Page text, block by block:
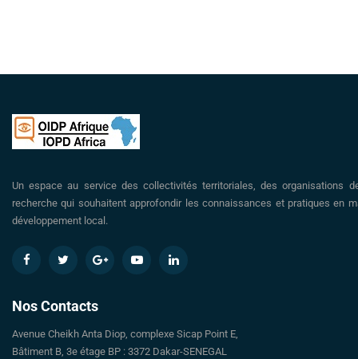
Un espace au service des collectivités territoriales, des organisations
recherche qui souhaitent approfondir les connaissances et pratiques en
développement local.
Nos Contacts
Avenue Cheikh Anta Diop, complexe Sicap Point E,
Bâtiment B, 3e étage BP : 3372 Dakar-SENEGAL